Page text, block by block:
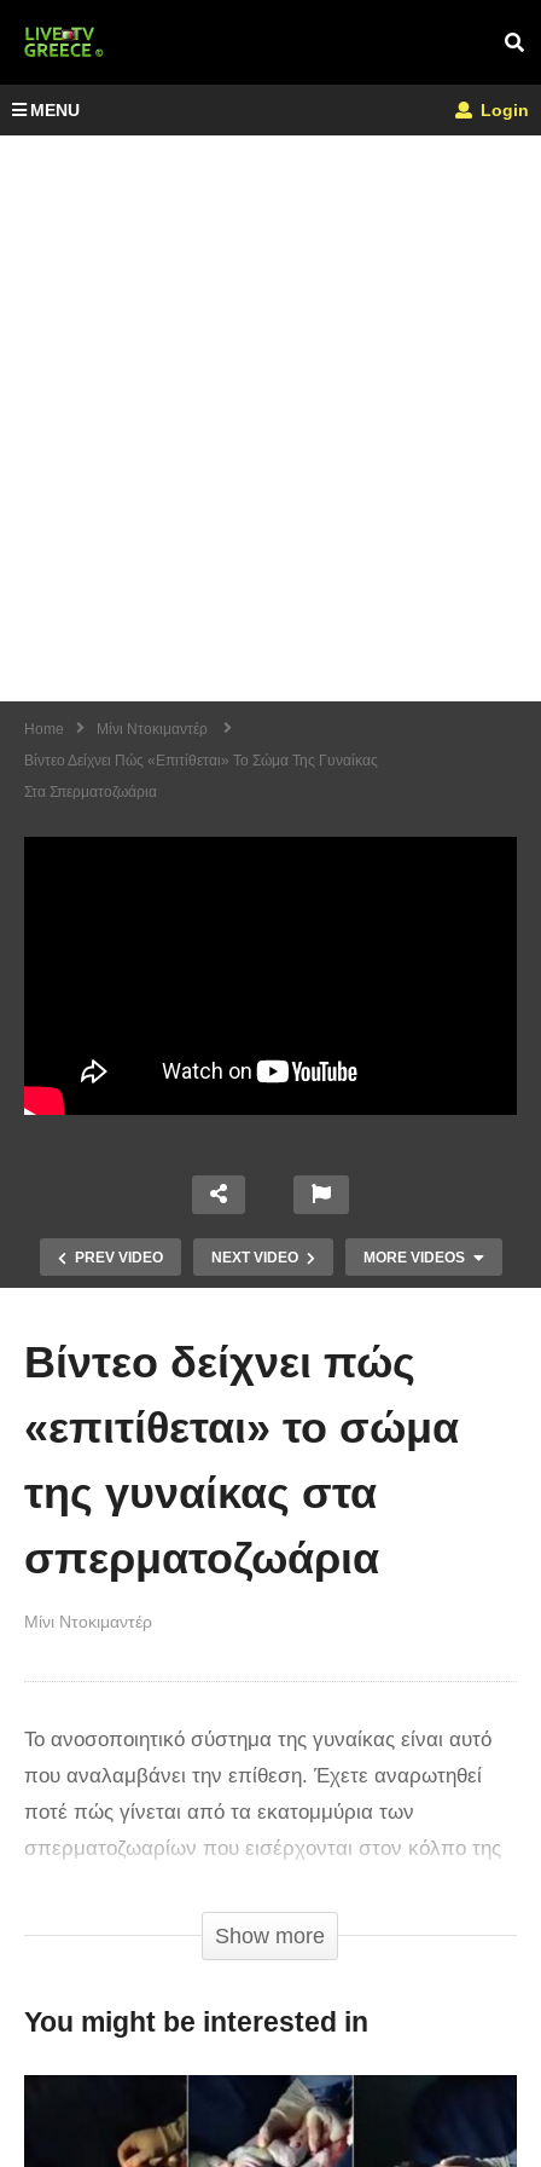
MENU Login
Home
Μίνι Ντοκιμαντέρ
Βίντεο Δείχνει Πώς «επιτίθεται» Το Σώμα Της Γυναίκας
Στα Σπερματοζωάρια
PREV VIDEO NEXT VIDEO MORE VIDEOS
Άκολη: Η ελληνική παραλία με τα
βάθος
Βίντεο δείχνει πώς
«επιτίθεται» το σώμα
της γυναίκας στα
σπερματοζωάρια
Μίνι Ντοκιμαντέρ
Το ανοσοποιητικό σύστημα της γυναίκας είναι αυτό
που αναλαμβάνει την επίθεση. Έχετε αναρωτηθεί
ποτέ πώς γίνεται από τα εκατομμύρια των
σπερματοζωαρίων που εισέρχονται στον κόλπο της
οργασμού στην σεξουαλική επαφή, μόνο ένα
καταφέρνει να φτάσει στον τερματισμό; Τι συμβαίνει
τρόπο η Φύση έχει προνοήσει να γίνεται η “επιλογή”
γονιμοποίηση; Η απάντηση βρίσκεται στο
ανοσοποιητικό σύστημα της γυναίκας, το οποίο, όταν
Show more
You might be interested in